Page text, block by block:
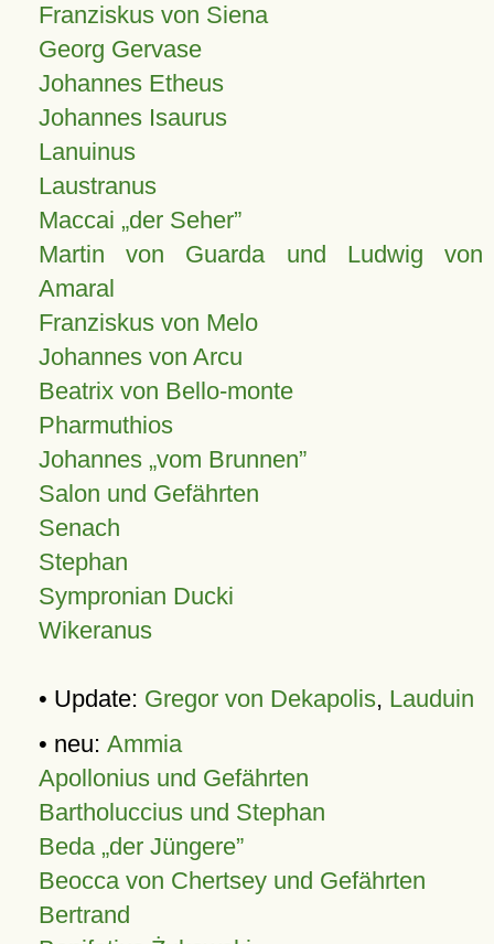
Franziskus von Siena
Georg Gervase
Johannes Etheus
Johannes Isaurus
Lanuinus
Laustranus
Maccai „der Seher”
Martin von Guarda und Ludwig von
Amaral
Franziskus von Melo
Johannes von Arcu
Beatrix von Bello-monte
Pharmuthios
Johannes vom Brunnen
Salon und Gefährten
Senach
Stephan
Sympronian Ducki
Wikeranus
• Update: Gregor von Dekapolis, Lauduin
• neu: Ammia
Apollonius und Gefährten
Bartholuccius und Stephan
Beda „der Jüngere”
Beocca von Chertsey und Gefährten
Bertrand